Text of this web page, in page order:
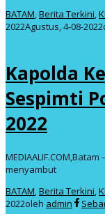
BATAM,Berita Terkini,
2022Agustus, 4-08-2022
Kapolda
Sespimti
2022
menyambut
BATAM,Berita Terkini,
2022oleh admin